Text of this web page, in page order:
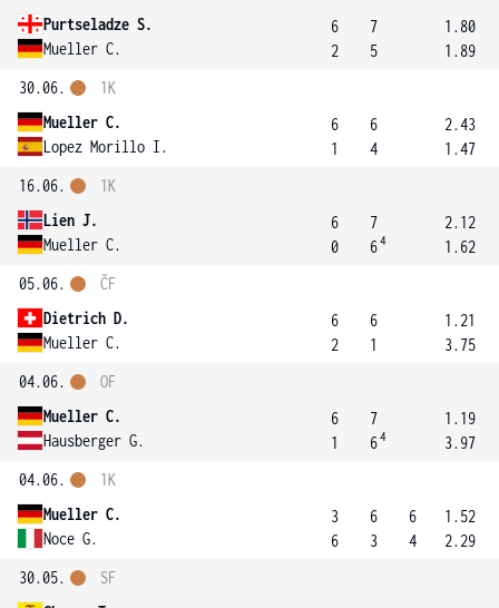
Purtseladze S.
Mueller C.
6
2
7
5
1.80
1.89
30.06.
Mueller C.
Lopez Morillo I.
1K
6
1
6
4
2.43
1.47
16.06.
Lien J.
Mueller C.
1K
6
0
7
64
2.12
1.62
05.06.
Dietrich D.
Mueller C.
ČF
6
2
6
1
1.21
3.75
04.06.
Mueller C.
Hausberger G.
OF
6
1
7
64
1.19
3.97
04.06.
Mueller C.
Noce G.
1K
3
6
6
3
6
4
1.52
2.29
30.05.
SF